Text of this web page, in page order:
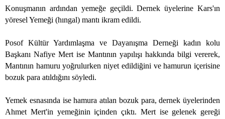
Konuşmanın ardından yemeğe geçildi. Dernek üyelerine Kars'ın
yöresel Yemeği (hıngal) mantı ikram edildi.
Posof Kültür Yardımlaşma ve Dayanışma Derneği kadın kolu
Başkanı Nafiye Mert ise Mantının yapılışı hakkında bilgi vererek,
Mantının hamuru yoğrulurken niyet edildiğini ve hamurun içerisine
bozuk para atıldığını söyledi.
Yemek esnasında ise hamura atılan bozuk para, dernek üyelerinden
Ahmet Mert'in yemeğinin içinden çıktı. Mert ise gelenek gereği